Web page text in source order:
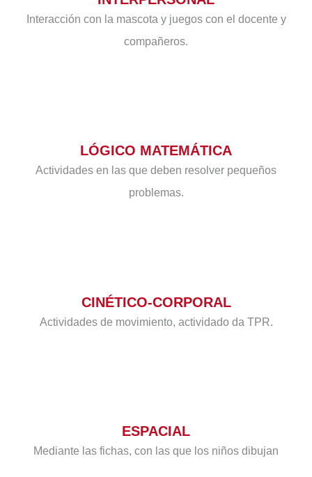
Interacción con la mascota y juegos con el docente y
compañeros.
LÓGICO MATEMÁTICA
Actividades en las que deben resolver pequeños
problemas.
CINÉTICO-CORPORAL
Actividades de movimiento, actividado da TPR.
ESPACIAL
Mediante las fichas, con las que los niños dibujan